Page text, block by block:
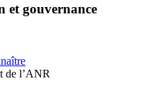
et gouvernance
de l’ANR